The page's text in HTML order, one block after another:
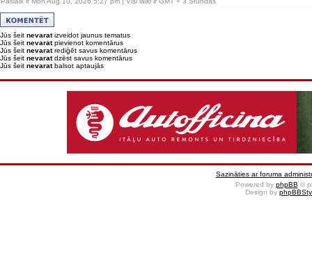
Jūs šeit nevaratizveidot jaunus tematus
Jūs šeit nevaratpievienot komentārus
Jūs šeit nevaratrediģēt savus komentārus
Jūs šeit nevaratdzēst savus komentārus
Jūs šeit nevaratbalsot aptaujās
Sazināties ar foruma
Powered by phpBB ©
Design by